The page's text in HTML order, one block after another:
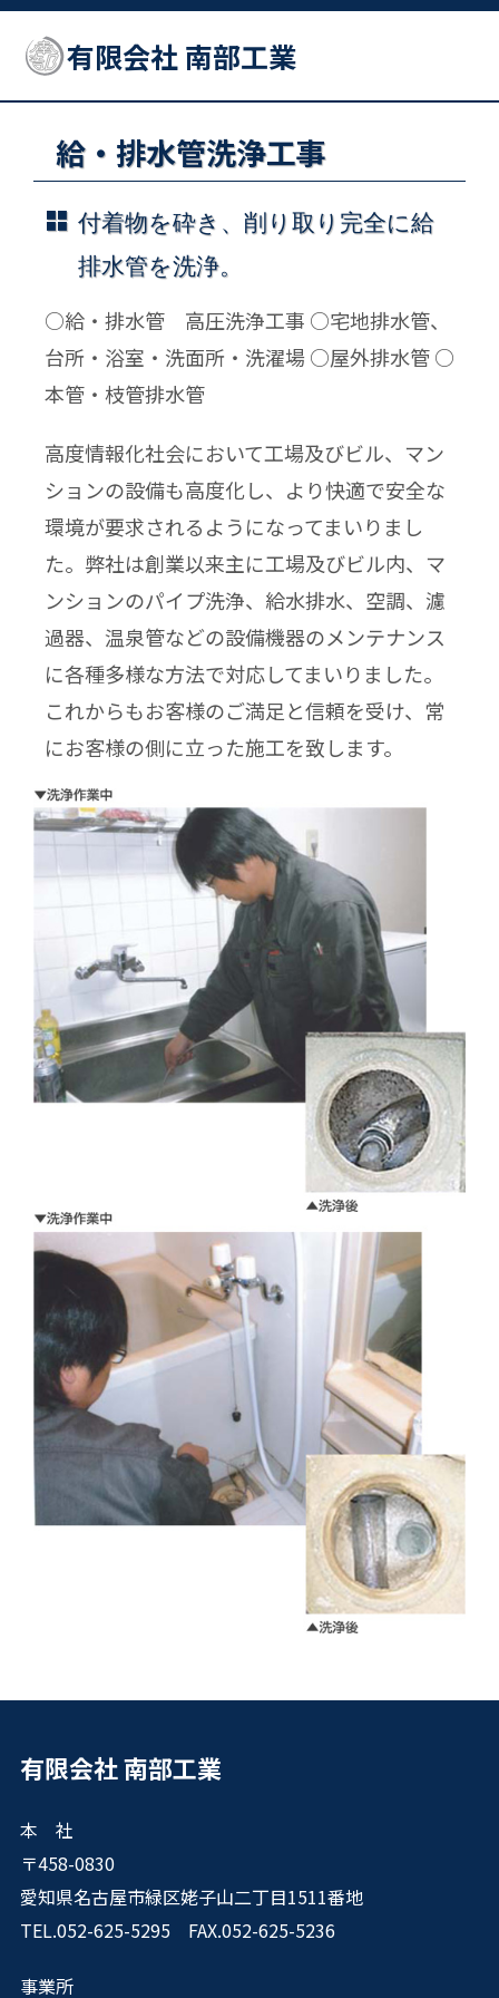
有限会社 南部工業
給・排水管洗浄工事
付着物を砕き、削り取り完全に給
排水管を洗浄。
○給・排水管 高圧洗浄工事 ○宅地排水管、
台所・浴室・洗面所・洗濯場 ○屋外排水管 ○
本管・枝管排水管
高度情報化社会において工場及びビル、マン
ションの設備も高度化し、より快適で安全な
環境が要求されるようになってまいりまし
た。弊社は創業以来主に工場及びビル内、マ
ンションのパイプ洗浄、給水排水、空調、濾
過器、温泉管などの設備機器のメンテナンス
に各種多様な方法で対応してまいりました。
これからもお客様のご満足と信頼を受け、常
にお客様の側に立った施工を致します。
有限会社 南部工業
本 社
〒458-0830
愛知県名古屋市緑区姥子山二丁目1511番地
TEL.052-625-5295 FAX.052-625-5236
事業所